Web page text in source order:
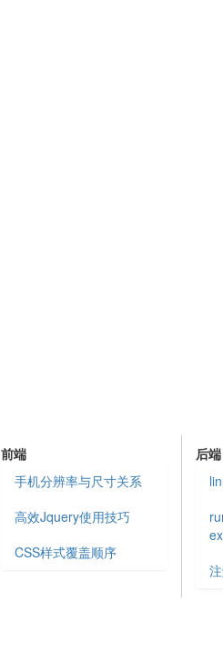
前端
手机分辨率与尺寸关系
高效Jquery使用技巧
CSS样式覆盖顺序
后端